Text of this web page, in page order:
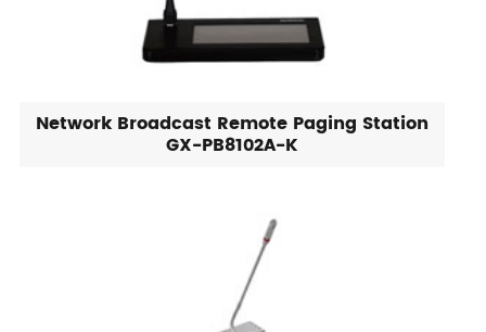
Network Broadcast Remote Paging Station
GX-PB8102A-K